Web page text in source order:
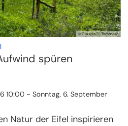
© Claudia Di Tommaso
:
spüren
10:00 - Sonntag, 6. September
Natur der Eifel inspirieren